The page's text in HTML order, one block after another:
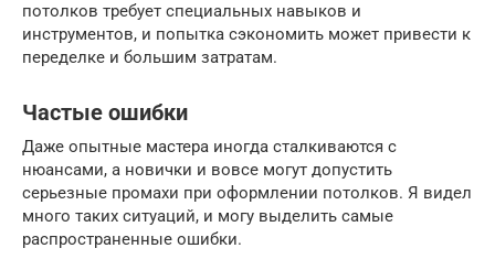
потолков требует специальных навыков и
инструментов, и попытка сэкономить может привести к
переделке и большим затратам.
Частые ошибки
Даже опытные мастера иногда сталкиваются с
нюансами, а новички и вовсе могут допустить
серьезные промахи при оформлении потолков. Я видел
много таких ситуаций, и могу выделить самые
распространенные ошибки.